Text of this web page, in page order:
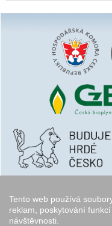
Tento web používá
reklam, poskytování
návštěvnosti.